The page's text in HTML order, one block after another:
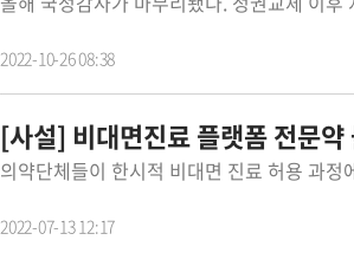
2022-10-26 08:38
[사설] 비대면진료 플랫폼 전문
2022-07-13 12:17